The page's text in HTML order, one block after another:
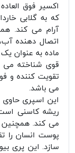
اکسیر فوق
که به گلابی
آرام می کند.
اتصال دهنده
ماده به عنوان
قوی شناخته می
تقویت کننده و
می باشد.
این اسپری
ریشه کاسنی
می کند. همچنین
پوست انسان را
سازد. این پری